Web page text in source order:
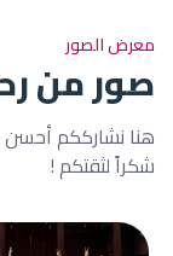
معرض الصور
صور من
هنا نشارككم أحسن
شكراً لثقتكم !